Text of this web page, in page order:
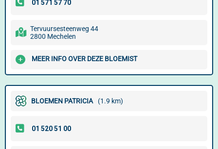
Tervuursesteenweg 44
2800 Mechelen
MEER INFO OVER DEZE BLOEMIST
BLOEMEN PATRICIA (1.9 km)